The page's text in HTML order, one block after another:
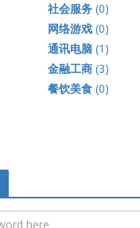
社会服务(0)
网络游戏(0)
通讯电脑(1)
金融工商(3)
餐饮美食(0)